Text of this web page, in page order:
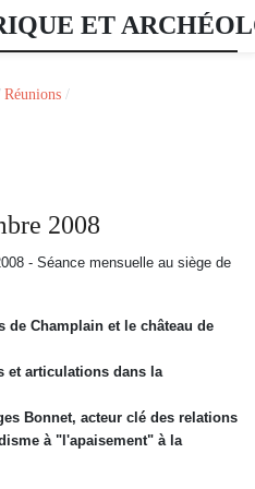
ET
Réunions
2008
- Séance mensuelle au siège de
de Champlain et le château de
et articulations dans la
Bonnet, acteur clé des relations
à "l'apaisement" à la